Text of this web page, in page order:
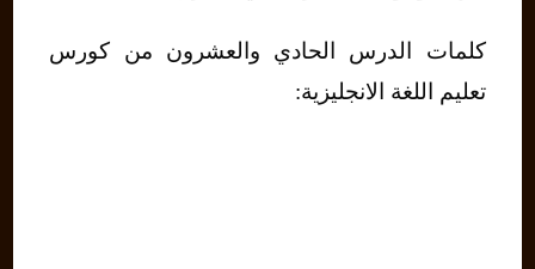
كلمات الدرس الحادي والعشرون من كورس
تعليم اللغة الانجليزية: